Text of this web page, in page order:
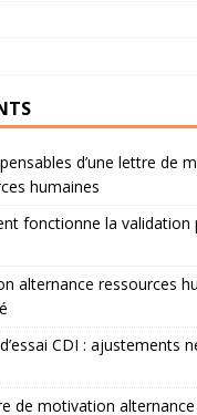
d’une lettre de
humaines
fonctionne la validation
alternance ressources
CDI : ajustements
de motivation